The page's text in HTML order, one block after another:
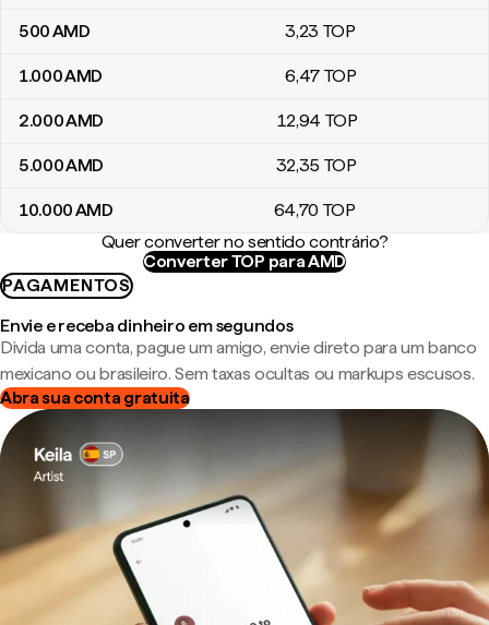
Tabela de conversão de Drams armênios para Paʻangas
500AMD 3,23 TOP
1.000AMD 6,47 TOP
2.000AMD 12,94 TOP
5.000AMD 32,35 TOP
10.000AMD 64,70 TOP
Quer converter no sentido contrário?
Converter TOP para AMD
PAGAMENTOS
Envie e receba dinheiro em segundos
Divida uma conta, pague um amigo, envie direto para um banco
mexicano ou brasileiro. Sem taxas ocultas ou markups escusos.
Abra sua conta gratuita